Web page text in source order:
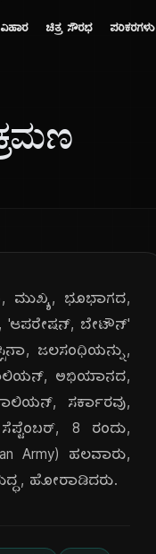
ಚಿತ್ರ ಸೌರಭ ಪರಿಕರಗಳು
ಮುಖ್ಯ, ಭೂಭಾಗದ,
'ಆಪರೇಷನ್, ಬೇಟೌನ್'
ಜಲಸಂಧಿಯನ್ನು,
ಅಭಿಯಾನದ,
ಸರ್ಕಾರವು,
8 ರಂದು,
Army) ಹಲವಾರು,
ಹೋರಾಡಿದರು.